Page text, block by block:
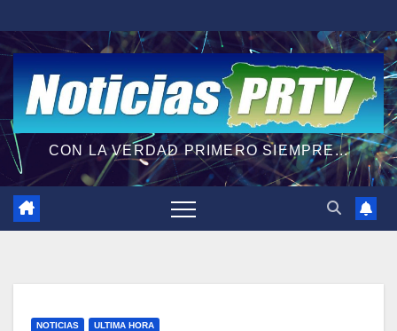
CON LA VERDAD PRIMERO SIEMPRE...
NOTICIAS ULTIMA HORA